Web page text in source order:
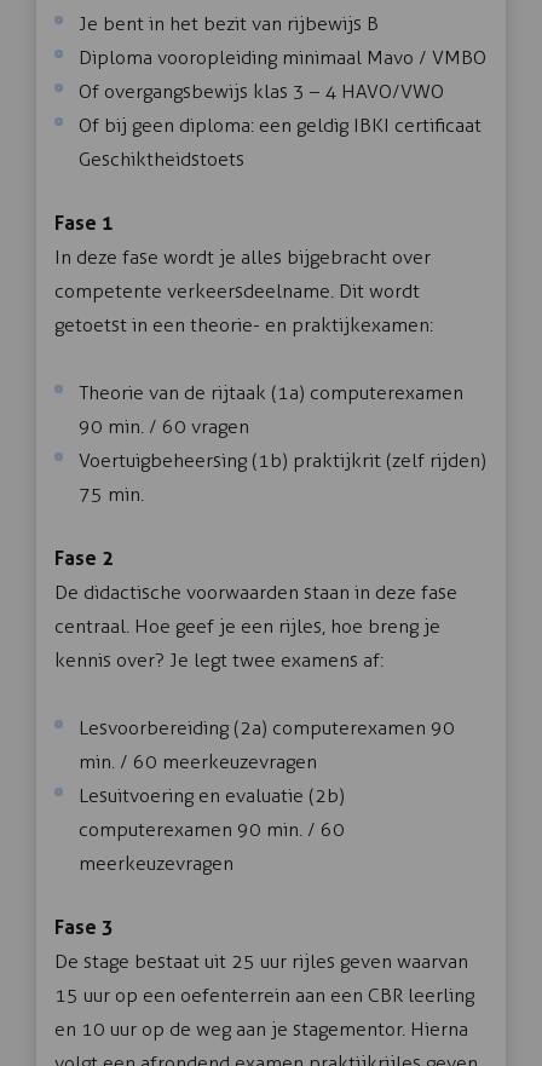
Je bent in het bezit van rijbewijs B
Diploma vooropleiding minimaal Mavo / VMBO
Of overgangsbewijs klas 3 – 4 HAVO/VWO
Of bij geen diploma: een geldig IBKI certificaat
Geschiktheidstoets
Fase 1
In deze fase wordt je alles bijgebracht over
competente verkeersdeelname. Dit wordt
getoetst in een theorie- en praktijkexamen:
Theorie van de rijtaak (1a) computerexamen
90 min. / 60 vragen
Voertuigbeheersing (1b) praktijkrit (zelf rijden)
75 min.
Fase 2
De didactische voorwaarden staan in deze fase
centraal. Hoe geef je een rijles, hoe breng je
kennis over? Je legt twee examens af:
Lesvoorbereiding (2a) computerexamen 90
min. / 60 meerkeuzevragen
Lesuitvoering en evaluatie (2b)
computerexamen 90 min. / 60
meerkeuzevragen
Fase 3
De stage bestaat uit 25 uur rijles geven waarvan
15 uur op een oefenterrein aan een CBR leerling
en 10 uur op de weg aan je stagementor. Hierna